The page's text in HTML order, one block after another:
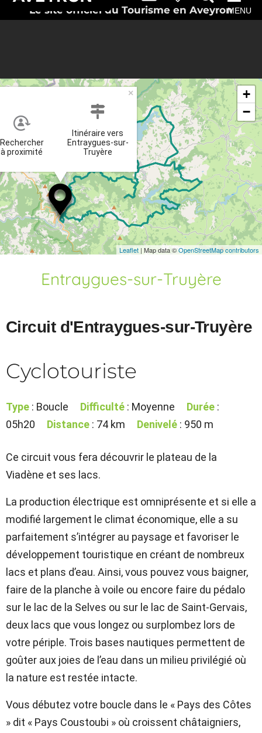
Le site officiel du Tourisme en AveyronMENU
Rechercher
à proximité
Itinéraire vers
Entraygues-sur-
Truyère
×
+
−
Leaflet | Map data ©OpenStreetMap contributors
Entraygues-sur-Truyère
Circuit d'Entraygues-sur-Truyère
Cyclotouriste
Type : Boucle Difficulté : Moyenne Durée :
05h20
Distance : 74 km Denivelé : 950 m
Ce circuit vous fera découvrir le plateau de la
Viadène et ses lacs.
La production électrique est omniprésente et si elle a
modifié largement le climat économique, elle a su
parfaitement s’intégrer au paysage et favoriser le
développement touristique en créant de nombreux
lacs et plans d’eau. Ainsi, vous pouvez vous baigner,
faire de la planche à voile ou encore faire du pédalo
sur le lac de la Selves ou sur le lac de Saint-Gervais,
deux lacs que vous longez ou surplombez lors de
votre périple. Trois bases nautiques permettent de
goûter aux joies de l’eau dans un milieu privilégié où
la nature est restée intacte.
Vous débutez votre boucle dans le « Pays des Côtes
» dit « Pays Coustoubi » où croissent châtaigniers,